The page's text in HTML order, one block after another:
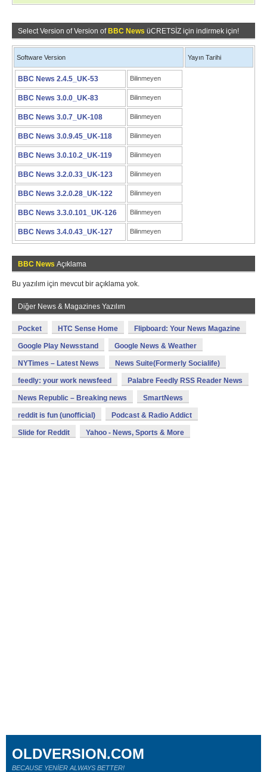
Select Version of Version of BBC News üCRETSİZ için indirmek için!
Software Version Yayın Tarihi
BBC News 2.4.5_UK-53 Bilinmeyen
BBC News 3.0.0_UK-83 Bilinmeyen
BBC News 3.0.7_UK-108 Bilinmeyen
BBC News 3.0.9.45_UK-118 Bilinmeyen
BBC News 3.0.10.2_UK-119 Bilinmeyen
BBC News 3.2.0.33_UK-123 Bilinmeyen
BBC News 3.2.0.28_UK-122 Bilinmeyen
BBC News 3.3.0.101_UK-126 Bilinmeyen
BBC News 3.4.0.43_UK-127 Bilinmeyen
BBC News Açıklama
Bu yazılım için mevcut bir açıklama yok.
Diğer News & Magazines Yazılım
Pocket HTC Sense Home Flipboard: Your News Magazine
Google Play Newsstand Google News & Weather
NYTimes – Latest News News Suite(Formerly Socialife)
feedly: your work newsfeed Palabre Feedly RSS Reader News
News Republic – Breaking news SmartNews
reddit is fun (unofficial) Podcast & Radio Addict
Slide for Reddit Yahoo - News, Sports & More
OLDVERSION.COM
BECAUSE YENİER ALWAYS BETTER!